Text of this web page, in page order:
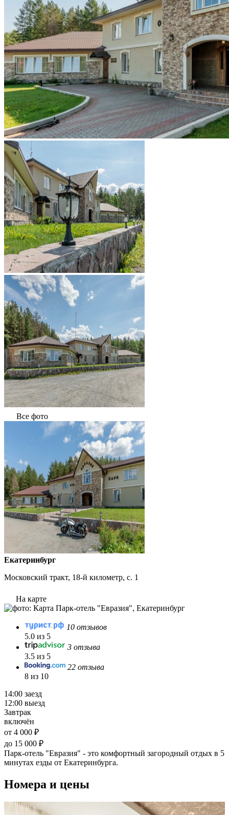
Все фото
Екатеринбург
Московский тракт, 18-й километр, с. 1
На карте
10 отзывов
5.0 из 5
3 отзыва
3.5 из 5
22 отзыва
8 из 10
14:00 заезд
12:00 выезд
Завтрак
включён
от 4 000 ₽
до 15 000 ₽
Парк-отель "Евразия" - это комфортный загородный отдых в 5
минутах езды от Екатеринбурга.
Номера и цены